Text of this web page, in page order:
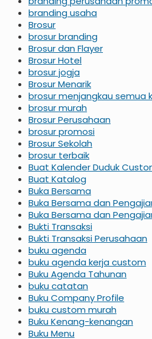
branding usaha
Brosur
brosur branding
Brosur dan Flayer
Brosur Hotel
brosur jogja
Brosur Menarik
brosur menjangkau semua
brosur murah
Brosur Perusahaan
brosur promosi
Brosur Sekolah
brosur terbaik
Buat Kalender Duduk
Buat Katalog
Buka Bersama
Buka Bersama dan
Buka Bersama dan
Bukti Transaksi
Bukti Transaksi Perusahaan
buku agenda
buku agenda kerja custom
Buku Agenda Tahunan
buku catatan
Buku Company Profile
buku custom murah
Buku Kenang-kenangan
Buku Menu